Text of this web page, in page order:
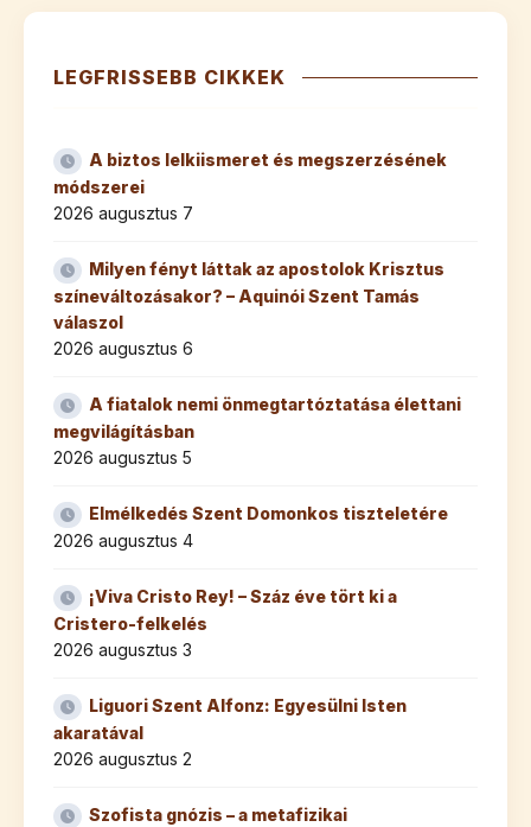
LEGFRISSEBB CIKKEK
A biztos lelkiismeret és megszerzésének
módszerei
2026 augusztus 7
Milyen fényt láttak az apostolok Krisztus
színeváltozásakor? – Aquinói Szent Tamás
válaszol
2026 augusztus 6
A fiatalok nemi önmegtartóztatása élettani
megvilágításban
2026 augusztus 5
Elmélkedés Szent Domonkos tiszteletére
2026 augusztus 4
¡Viva Cristo Rey! – Száz éve tört ki a
Cristero-felkelés
2026 augusztus 3
Liguori Szent Alfonz: Egyesülni Isten
akaratával
2026 augusztus 2
Szofista gnózis – a metafizikai